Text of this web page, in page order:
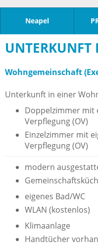
Neapel
UNTERKUNFT
Wohngemeinschaft
Unterkunft in einer
Doppelzimmer mit
Verpflegung (OV)
Einzelzimmer mit
Verpflegung (OV)
modern
eigenes Bad/WC
WLAN (kostenlos)
Klimaanlage
Handtücher